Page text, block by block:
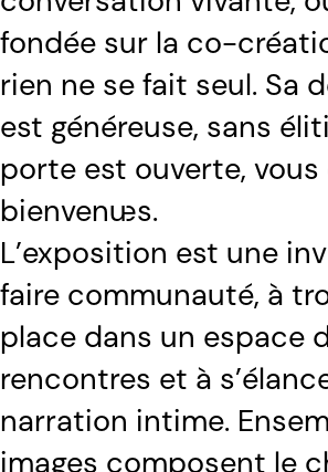
fondée sur la co-
rien ne se fait seul. Sa
est généreuse, sans
porte est ouverte, vous
bienvenu·es.
L’exposition est une
faire communauté, à
place dans un espace
rencontres et à
narration intime.
images composent le